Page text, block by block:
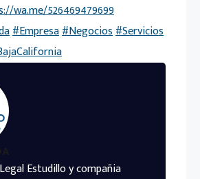
wa.me/526469479699
#Empresa#Negocios#Servicios
Estudillo y compañia